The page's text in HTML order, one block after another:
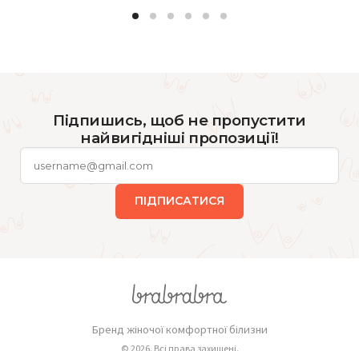
Підпишись, щоб не пропустити
найвигідніші пропозиції!
ПІДПИСАТИСЯ
Бренд жіночої комфортної білизни
© 2026. Всі права захищені.